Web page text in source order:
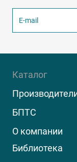
Каталог
БПТС
О компании
Библиотека